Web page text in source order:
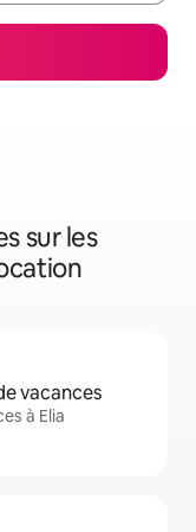
sur les
vacances
à Elia